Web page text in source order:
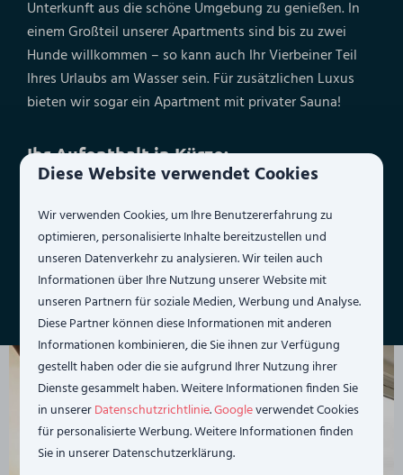
Unterkunft aus die schöne Umgebung zu genießen. In
einem Großteil unserer Apartments sind bis zu zwei
Hunde willkommen – so kann auch Ihr Vierbeiner Teil
Ihres Urlaubs am Wasser sein. Für zusätzlichen Luxus
bieten wir sogar ein Apartment mit privater Sauna!
Ihr Aufenthalt in Kürze:
Maximal 2 Hunde willkommen
Stilvolle und wohnliche Einrichtung
Mit Balkon, Terrasse oder eingezäuntem Garten
Wahlweise mit Sauna
Diese Website verwendet Cookies
Wir verwenden Cookies, um Ihre Benutzererfahrung zu
optimieren, personalisierte Inhalte bereitzustellen und
unseren Datenverkehr zu analysieren. Wir teilen auch
Informationen über Ihre Nutzung unserer Website mit
unseren Partnern für soziale Medien, Werbung und Analyse.
Diese Partner können diese Informationen mit anderen
Informationen kombinieren, die Sie ihnen zur Verfügung
gestellt haben oder die sie aufgrund Ihrer Nutzung ihrer
Dienste gesammelt haben. Weitere Informationen finden Sie
in unsererDatenschutzrichtlinie.Googleverwendet Cookies
für personalisierte Werbung. Weitere Informationen finden
Sie in unserer Datenschutzerklärung.